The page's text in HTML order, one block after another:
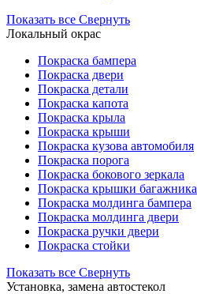
Показать все Свернуть
Локальный окрас
Покраска бампера
Покраска двери
Покраска детали
Покраска капота
Покраска крыла
Покраска крыши
Покраска кузова автомобиля
Покраска порога
Покраска бокового зеркала
Покраска крышки багажника
Покраска молдинга бампера
Покраска молдинга двери
Покраска ручки двери
Покраска стойки
Показать все Свернуть
Установка, замена автостекол